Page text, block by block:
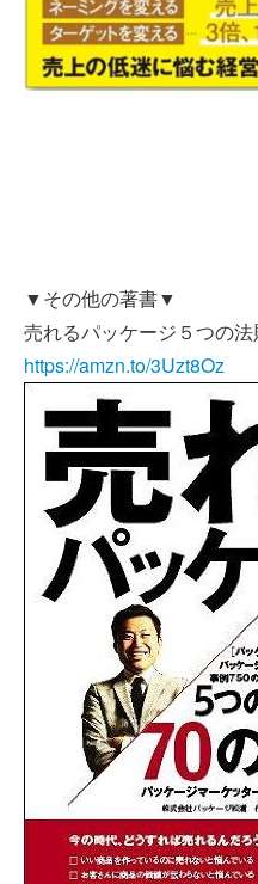
▼その他の著書▼
売れるパッケージ５つの
https://amzn.to/3Uzt8Oz